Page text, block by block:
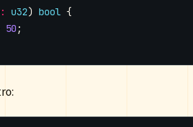
: u32) bool {
50 ;